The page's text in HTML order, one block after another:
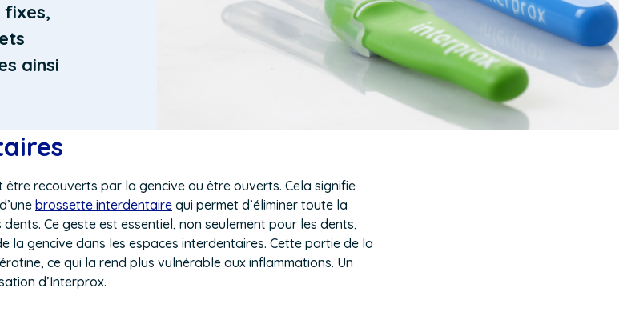
fixes,
ainsi
recouverts par la gencive ou être ouverts. Cela signifie
brossette interdentaire qui permet d’éliminer toute la
Ce geste est essentiel, non seulement pour les dents,
la gencive dans les espaces interdentaires. Cette partie de la
ce qui la rend plus vulnérable aux inflammations. Un
d’Interprox.